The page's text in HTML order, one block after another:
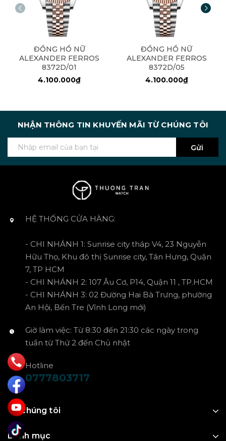
ĐỒNG HỒ NỮ
ALEXANDER FERROS
8372D/01
4.100.000₫
ĐỒNG HỒ NỮ
ALEXANDER FERROS
8372D/05
4.100.000₫
NHẬN THÔNG TIN KHUYẾN MÃI TỪ CHÚNG TÔI
Gửi
HỆ THỐNG CỬA HÀNG:
- CHI NHÁNH 1: Sunrise city tháp V4, 23 Nguyễn
Hữu Thọ, Khu đô thị Sunrise city, Tân Hưng, Quận
7, TP HCM
- CHI NHÁNH 2: 107 Âu Cơ, P14, Quận 11 , TP.HCM
- CHI NHÁNH 3: 02 Đường Hai Bà Trưng, phường
An Hội, Bến Tre (Vĩnh Long mới)
Giờ làm việc: Từ 8:30 đến 21:30 các ngày trong
tuần từ Thứ 2 đến Chủ nhật
Hotline
0777803717
Về chúng tôi
Danh mục